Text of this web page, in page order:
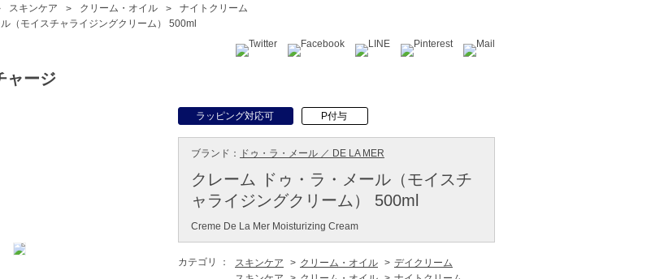
スキンケア クリーム・オイル
ナイトクリーム
（モイスチャライジングクリーム） 500ml
ャージ
ラッピング対応可 P付与
ブランド： ドゥ・ラ・メール ／ DE LA MER
クレーム ドゥ・ラ・メール（モイスチ
ャライジングクリーム） 500ml
Creme De La Mer Moisturizing Cream
カテゴリ ： スキンケア クリーム・オイル
デイクリーム